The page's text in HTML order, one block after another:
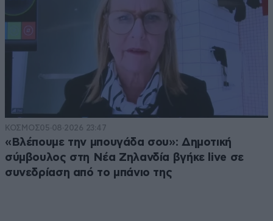
ΚΟΣΜΟΣ05·08·2026 23:47
«Βλέπουμε την μπουγάδα σου»: Δημοτική
σύμβουλος στη Νέα Ζηλανδία βγήκε live σε
συνεδρίαση από το μπάνιο της